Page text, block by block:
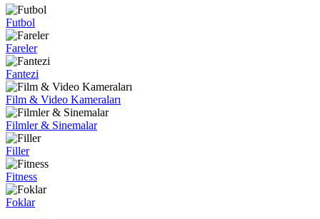
Futbol
Fareler
Fantezi
Film & Video Kameraları
Filmler & Sinemalar
Filler
Fitness
Foklar